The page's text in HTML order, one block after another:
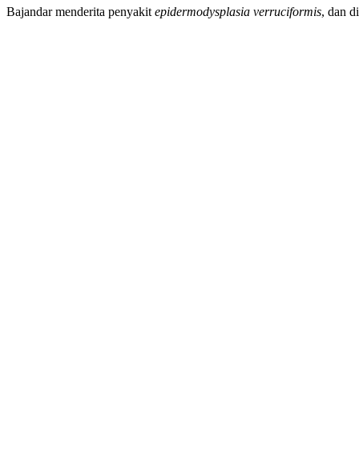
Bajandar menderita penyakit epidermodysplasia verruciformis, dan